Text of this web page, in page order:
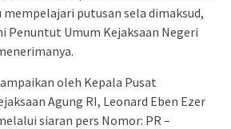
putusan sela dimaksud,
Penuntut Umum Kejaksaan Negeri
oleh Kepala Pusat
Agung RI, Leonard Eben Ezer
siaran pers Nomor: PR –